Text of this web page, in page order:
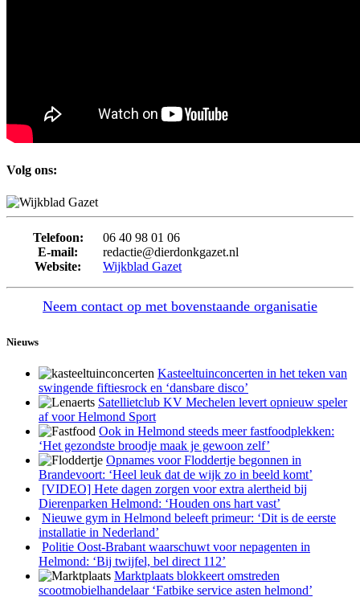
Volg ons:
Telefoon:
06 40 98 01 06
E-mail:
redactie@dierdonkgazet.nl
Website:
Wijkblad Gazet
Neem contact op met bovenstaande organisatie
Nieuws
Kasteeltuinconcerten in het teken van
swingende fiftiesrock en ‘dansbare disco’
Satellietclub KV Mechelen levert opnieuw speler
af voor Helmond Sport
Ook in Helmond steeds meer fastfoodplekken:
‘Het gezondste broodje maak je gewoon zelf’
Opnames voor Floddertje begonnen in
Brandevoort: ‘Heel leuk dat de wijk zo in beeld komt’
[VIDEO] Hete dagen zorgen voor extra alertheid bij
Dierenparken Helmond: ‘Houden ons hart vast’
Nieuwe gym in Helmond beleeft primeur: ‘Dit is de eerste
installatie in Nederland’
Politie Oost-Brabant waarschuwt voor nepagenten in
Helmond: ‘Bij twijfel, bel direct 112’
Marktplaats blokkeert omstreden
scootmobielhandelaar ‘Fatbike service asten helmond’